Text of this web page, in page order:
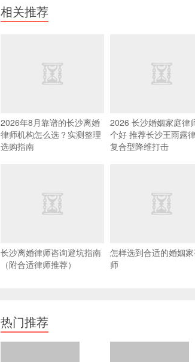
相关推荐
2026年8月靠谱的长沙离婚
律师机构怎么选？实测整理
选购指南
2026 长沙婚姻家庭律
个好 推荐长沙王雨露
复合型降维打击
长沙离婚律师咨询避坑指南
（附合适律师推荐）
怎样选到合适的婚姻
师
热门推荐